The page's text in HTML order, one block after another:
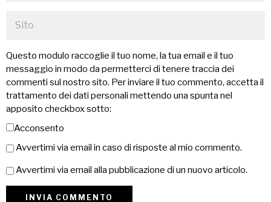
Questo modulo raccoglie il tuo nome, la tua email e il tuo
messaggio in modo da permetterci di tenere traccia dei
commenti sul nostro sito. Per inviare il tuo commento, accetta il
trattamento dei dati personali mettendo una spunta nel
apposito checkbox sotto:
Acconsento
Avvertimi via email in caso di risposte al mio commento.
Avvertimi via email alla pubblicazione di un nuovo articolo.